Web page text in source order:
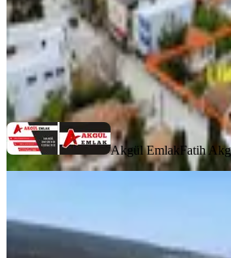
Akgül EmlakFatih Akgül
Akgül EmlakFatih
İzmir, Menderes